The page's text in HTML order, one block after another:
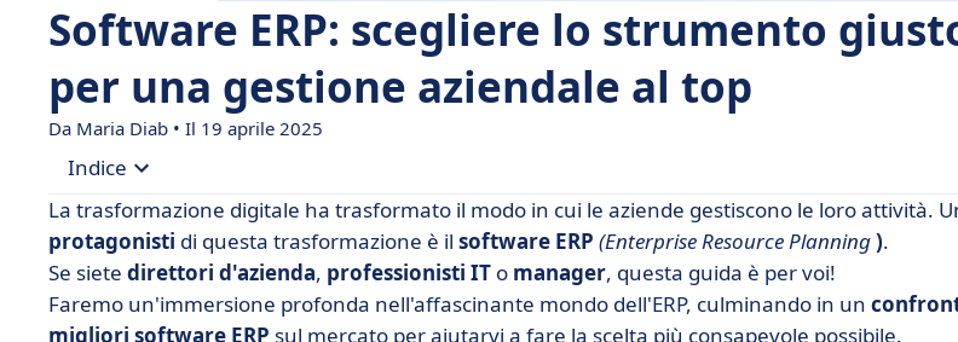
Software ERP: scegliere lo strumento
per una gestione aziendale al top
Da Maria Diab • Il 19 aprile 2025
Indice
• Che cos'è il software ERP?
• I 5 vantaggi del software ERP
• I 5 migliori pacchetti software ERP
La trasformazione digitale ha trasformato il modo in cui le aziende gestiscono le loro attività.
protagonisti di questa trasformazione è il software ERP (Enterprise Resource Planning).
Se siete direttori d'azienda, professionisti IT o manager, questa guida è per voi!
Faremo un'immersione profonda nell'affascinante mondo dell'ERP, culminando in un
migliori software ERP sul mercato per aiutarvi a fare la scelta più consapevole possibile.